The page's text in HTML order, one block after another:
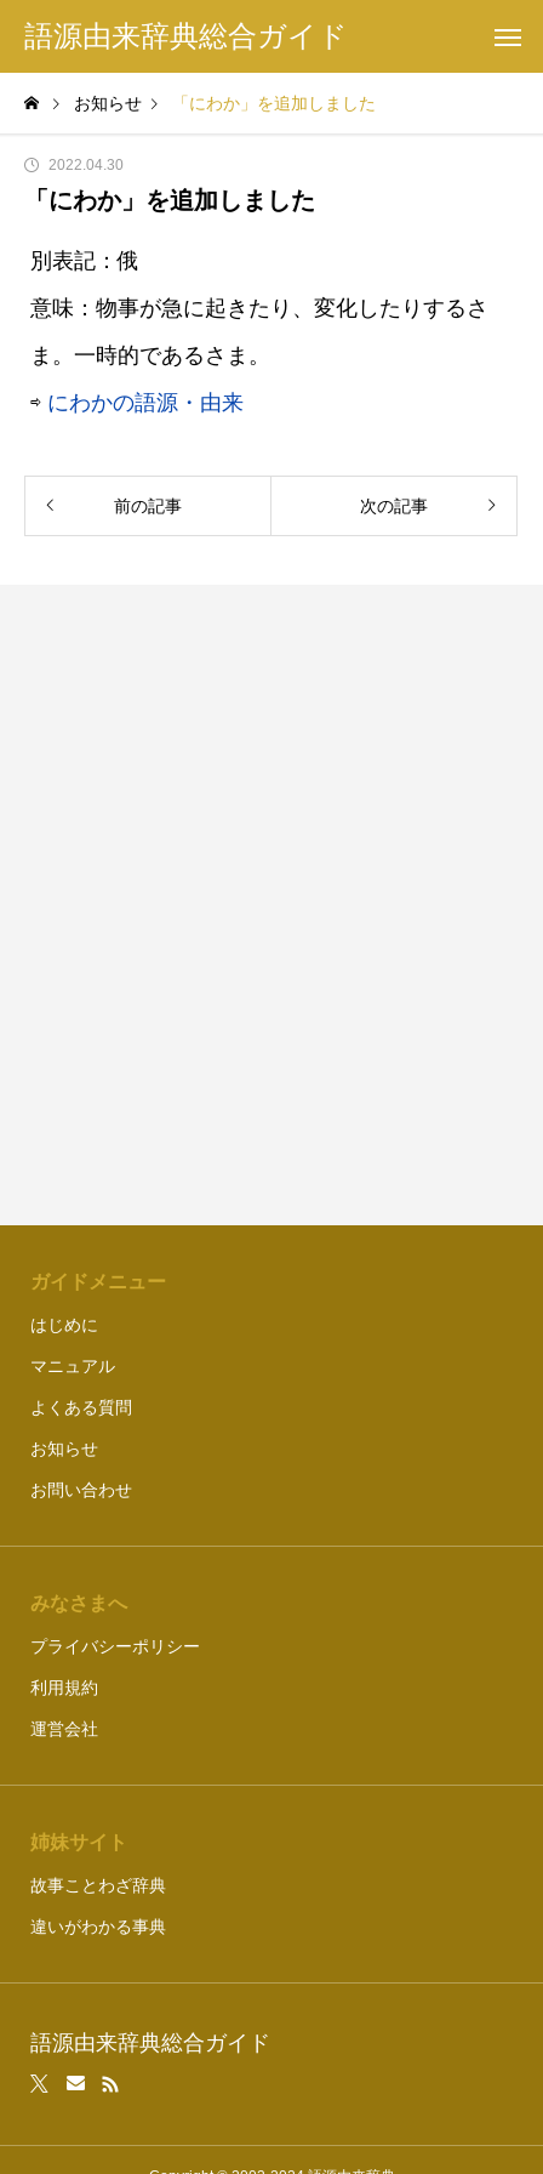
語源由来辞典総合ガイド
お知らせ 「にわか」を追加しました
2022.04.30
「にわか」を追加しました
別表記：俄
意味：物事が急に起きたり、変化したりするさ
ま。一時的であるさま。
⇨ にわかの語源・由来
前の記事 次の記事
ガイドメニュー
はじめに
マニュアル
よくある質問
お知らせ
お問い合わせ
みなさまへ
プライバシーポリシー
利用規約
運営会社
姉妹サイト
故事ことわざ辞典
違いがわかる事典
語源由来辞典総合ガイド